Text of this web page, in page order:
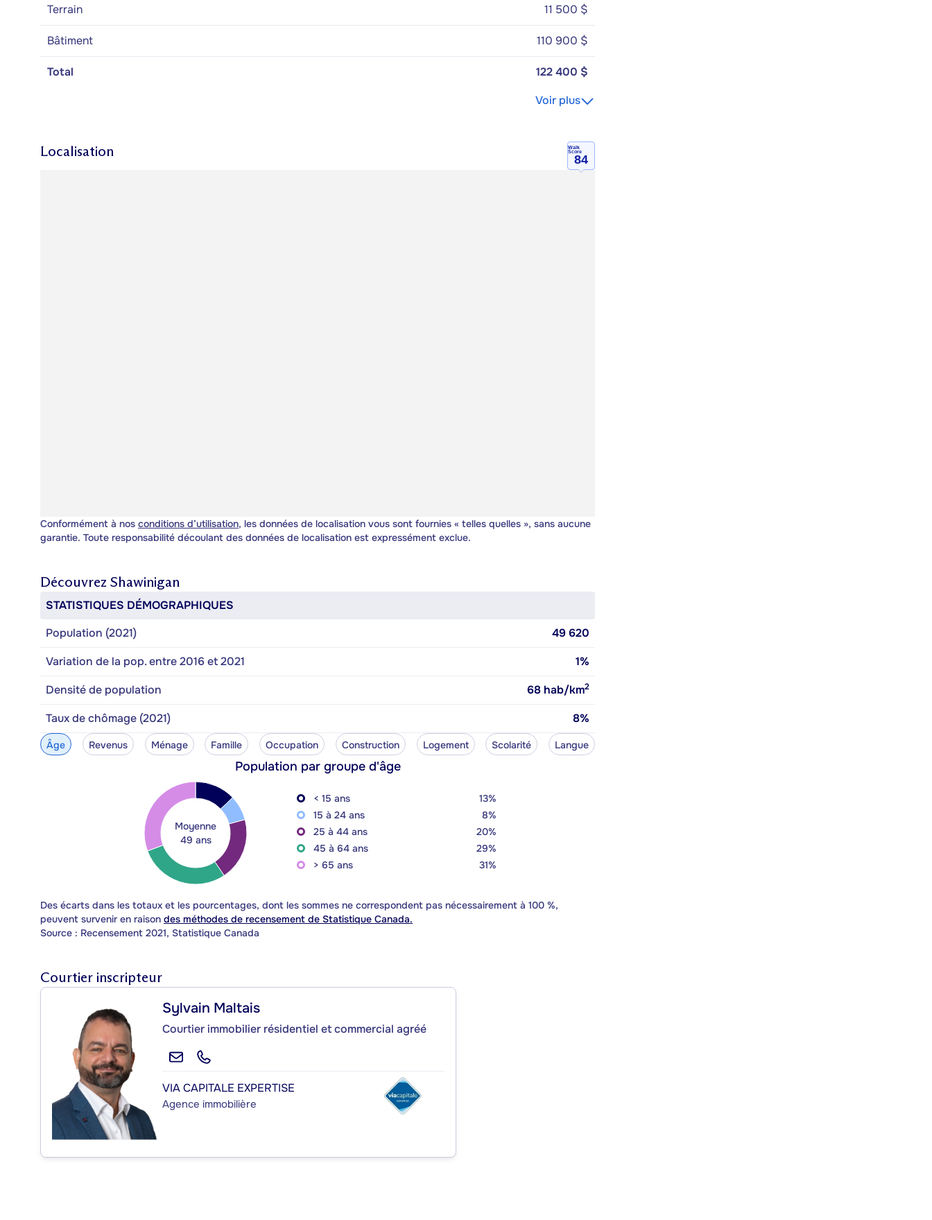
Terrain
11 500 $
Bâtiment 110 900 $
Total
122 400 $
Voir plus
Localisation
Walk
Score
84
Conformément à nos conditions d’utilisation, les données de localisation vous sont fournies « telles quelles », sans aucune
garantie. Toute responsabilité découlant des données de localisation est expressément exclue.
Découvrez Shawinigan
STATISTIQUES DÉMOGRAPHIQUES
Population (2021)
49 620
Variation de la pop. entre 2016 et 2021
1%
Densité de population
68 hab/km2
Taux de chômage (2021) 8%
Âge Revenus Ménage Famille Occupation Construction Logement Scolarité Langue
Population par groupe d'âge
Moyenne
49 ans
< 15 ans
13%
15 à 24 ans
8%
25 à 44 ans
20%
45 à 64 ans
29%
> 65 ans
31%
Des écarts dans les totaux et les pourcentages, dont les sommes ne correspondent pas nécessairement à 100 %,
peuvent survenir en raison des méthodes de recensement de Statistique Canada.
Source : Recensement 2021, Statistique Canada
Courtier inscripteur
Sylvain Maltais
Courtier immobilier résidentiel et commercial agréé
VIA CAPITALE EXPERTISE
Agence immobilière